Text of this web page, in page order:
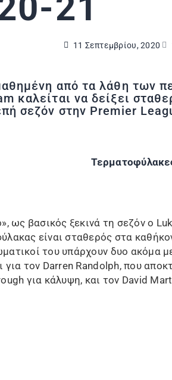
11 Σεπτεμβρίου, 2020
από τα λάθη των
καλείται να δείξει
σεζόν στην Premier
ως βασικός ξεκινά τη σεζόν ο
είναι σταθερός στα
του υπάρχουν δυο ακόμα
για τον Darren Randolph, που
για κάλυψη, και τον David